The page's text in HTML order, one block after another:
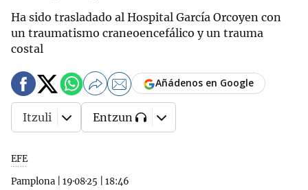
Ha sido trasladado al Hospital García Orcoyen con
un traumatismo craneoencefálico y un trauma
costal
EFE
Pamplona
19·08·25 18:46
Añádenos en Google
Itzuli Entzun